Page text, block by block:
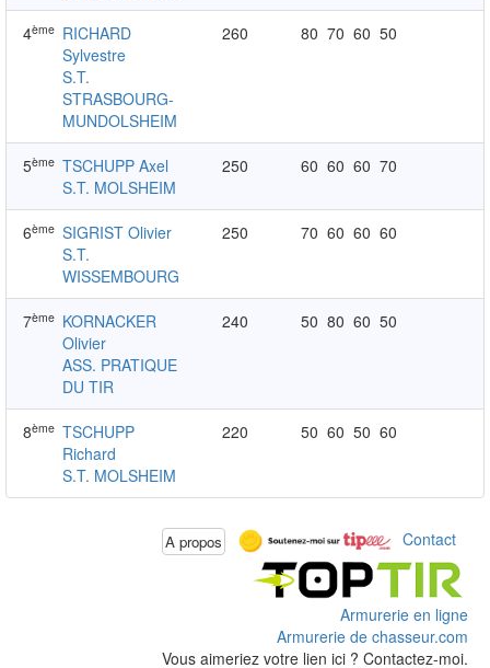
4ème RICHARD
Sylvestre
S.T.
STRASBOURG-
MUNDOLSHEIM
260 80 70 60 50
5ème TSCHUPP Axel
S.T. MOLSHEIM
250 60 60 60 70
6ème SIGRIST Olivier
S.T.
WISSEMBOURG
250 70 60 60 60
7ème KORNACKER
Olivier
ASS. PRATIQUE
DU TIR
240 50 80 60 50
8ème TSCHUPP
Richard
S.T. MOLSHEIM
220 50 60 50 60
A propos Contact
Armurerie en ligne
Armurerie de chasseur.com
Vous aimeriez votre lien ici ? Contactez-moi.